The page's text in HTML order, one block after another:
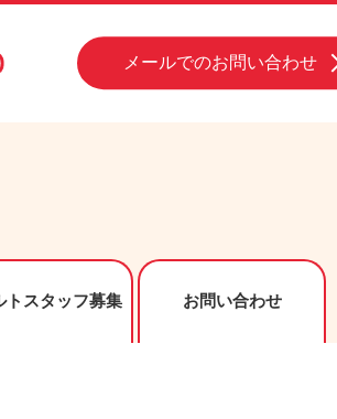
メールでのお問い合わせ
トスタッフ募集 お問い合わせ